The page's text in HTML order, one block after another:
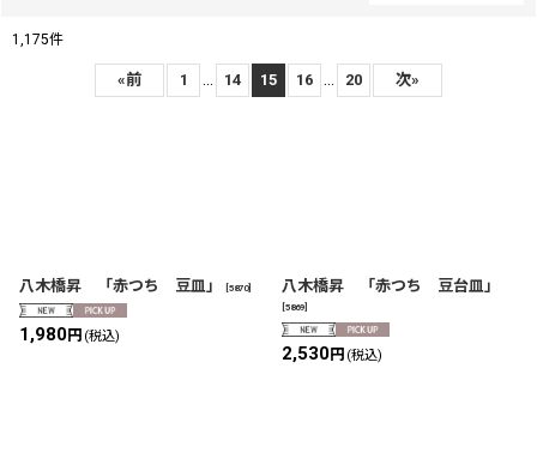
1,175件
«前 1 ... 14 15 16 ... 20 次»
八木橋昇 「赤つち 豆皿」 5870]
1,980円 (税込)
八木橋昇 「赤つち 豆台皿」
5869
2,530円 (税込)